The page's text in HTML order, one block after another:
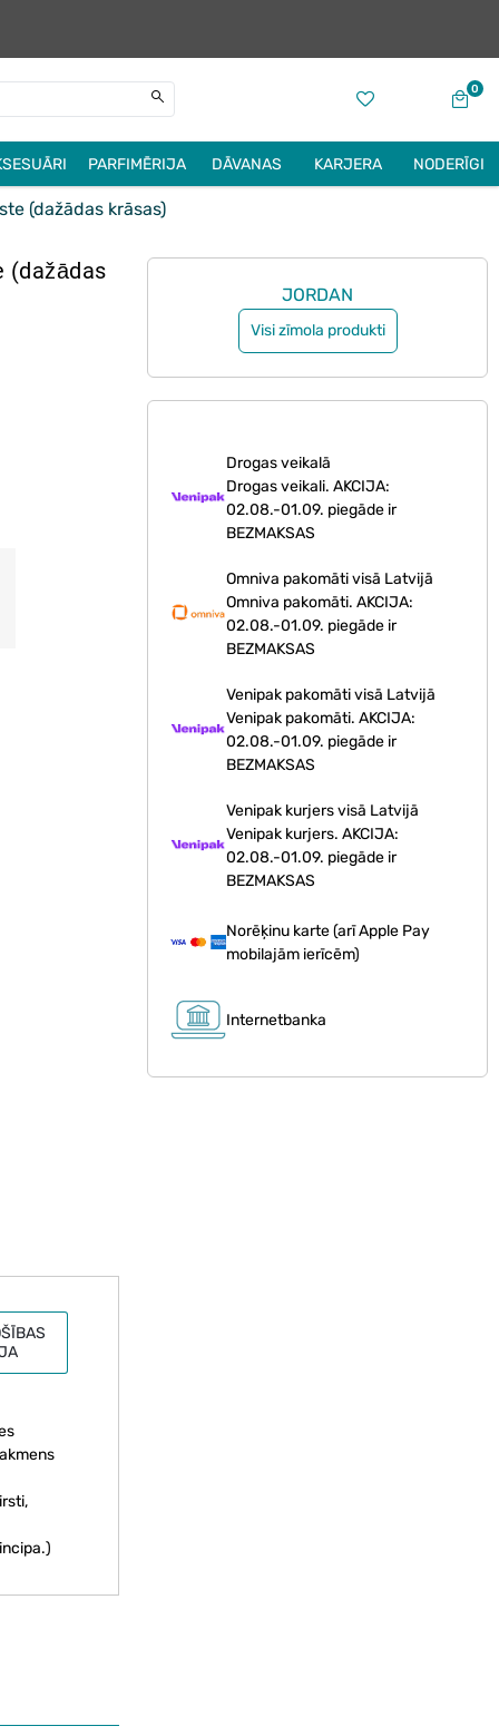
0
PARFIMĒRIJA DĀVANAS KARJERA NODERĪGI
(dažādas krāsas)
(dažādas
JORDAN
Visi zīmola produkti
Drogas veikalā
Drogas veikali. AKCIJA:
02.08.-01.09. piegāde ir
BEZMAKSAS
Omniva pakomāti visā Latvijā
Omniva pakomāti. AKCIJA:
02.08.-01.09. piegāde ir
BEZMAKSAS
Venipak pakomāti visā Latvijā
Venipak pakomāti. AKCIJA:
02.08.-01.09. piegāde ir
BEZMAKSAS
Venipak kurjers visā Latvijā
Venipak kurjers. AKCIJA:
02.08.-01.09. piegāde ir
BEZMAKSAS
Norēķinu karte (arī Apple Pay
mobilajām ierīcēm)
Internetbanka